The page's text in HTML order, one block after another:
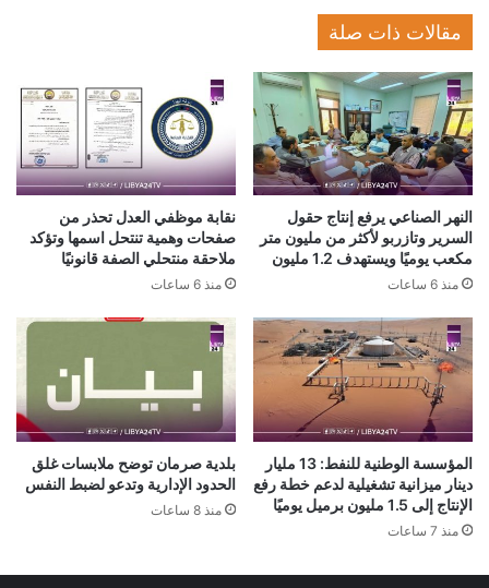
مقالات ذات صلة
النهر الصناعي يرفع إنتاج حقول
السرير وتازربو لأكثر من مليون متر
مكعب يوميًا ويستهدف 1.2 مليون
منذ 6 ساعات
نقابة موظفي العدل تحذر من
صفحات وهمية تنتحل اسمها وتؤكد
ملاحقة منتحلي الصفة قانونيًا
منذ 6 ساعات
المؤسسة الوطنية للنفط: 13 مليار
دينار ميزانية تشغيلية لدعم خطة رفع
الإنتاج إلى 1.5 مليون برميل يوميًا
منذ 7 ساعات
بلدية صرمان توضح ملابسات غلق
الحدود الإدارية وتدعو لضبط النفس
منذ 8 ساعات